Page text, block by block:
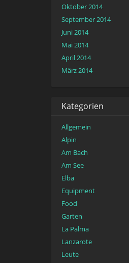
Oktober 2014
September 2014
Juni 2014
Mai 2014
April 2014
März 2014
Kategorien
Allgemein
Alpin
Am Bach
Am See
Elba
Equipment
Food
Garten
La Palma
Lanzarote
Leute